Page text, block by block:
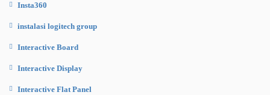
Insta360
instalasi logitech group
Interactive Board
Interactive Display
Interactive Flat Panel